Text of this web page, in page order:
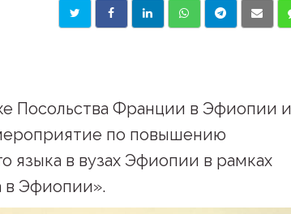
Посольства Франции в Эфиопии и
по повышению
языка в вузах Эфиопии в рамках
в Эфиопии».